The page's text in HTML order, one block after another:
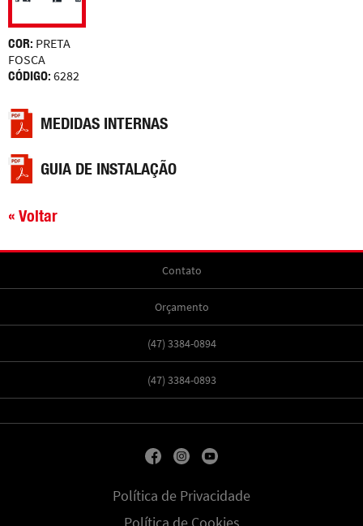
COR: PRETA
FOSCA
CÓDIGO: 6282
MEDIDAS INTERNAS
GUIA DE INSTALAÇÃO
« Voltar
Contato
Orçamento
(47) 3384-0894
(47) 3384-0893
Política de Privacidade
Política de Cookies